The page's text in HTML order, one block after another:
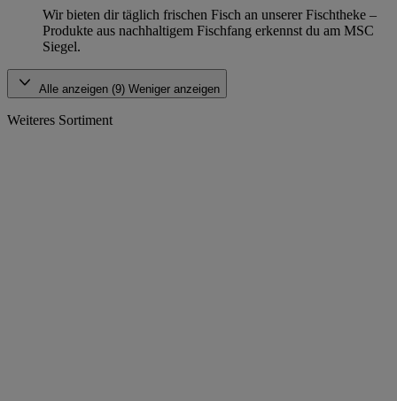
Wir bieten dir täglich frischen Fisch an unserer Fischtheke –
Produkte aus nachhaltigem Fischfang erkennst du am MSC
Siegel.
Alle anzeigen (9) Weniger anzeigen
Weiteres Sortiment